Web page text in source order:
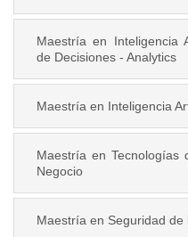
Maestría en Inteligencia
de Decisiones - Analytics
Maestría en Inteligencia
Maestría en Tecnologías
Negocio
Maestría en Seguridad de